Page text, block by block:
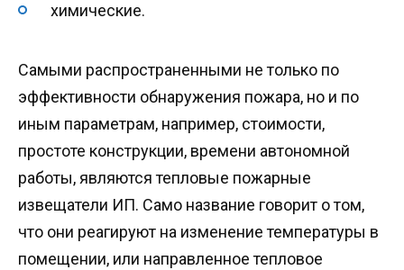
химические.
Самыми распространенными не только по
эффективности обнаружения пожара, но и по
иным параметрам, например, стоимости,
простоте конструкции, времени автономной
работы, являются тепловые пожарные
извещатели ИП. Само название говорит о том,
что они реагируют на изменение температуры в
помещении, или направленное тепловое